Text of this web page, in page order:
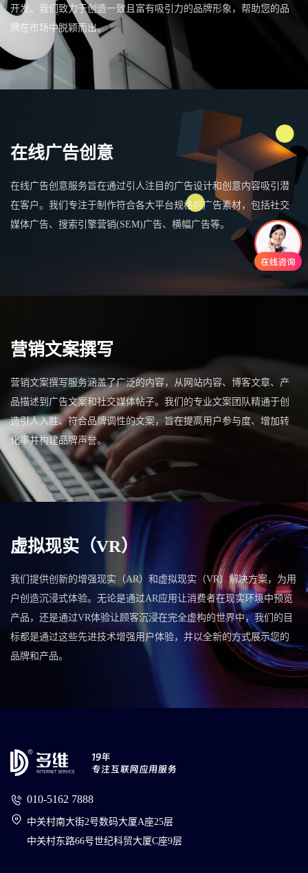
开发。我们致力于创造一致且富有吸引力的品牌形象，帮助您的品
牌在市场中脱颖而出。
在线广告创意
在线广告创意服务旨在通过引人注目的广告设计和创意内容吸引潜
在客户。我们专注于制作符合各大平台规格的广告素材，包括社交
媒体广告、搜索引擎营销(SEM)广告、横幅广告等。
营销文案撰写
营销文案撰写服务涵盖了广泛的内容，从网站内容、博客文章、产
品描述到广告文案和社交媒体帖子。我们的专业文案团队精通于创
造引人入胜、符合品牌调性的文案，旨在提高用户参与度、增加转
化率并构建品牌声誉。
虚拟现实（VR）
我们提供创新的增强现实（AR）和虚拟现实（VR）解决方案，为用
户创造沉浸式体验。无论是通过AR应用让消费者在现实环境中预览
产品，还是通过VR体验让顾客沉浸在完全虚构的世界中，我们的目
标都是通过这些先进技术增强用户体验，并以全新的方式展示您的
品牌和产品。
010-5162 7888
中关村南大街2号数码大厦A座25层
中关村东路66号世纪科贸大厦C座9层